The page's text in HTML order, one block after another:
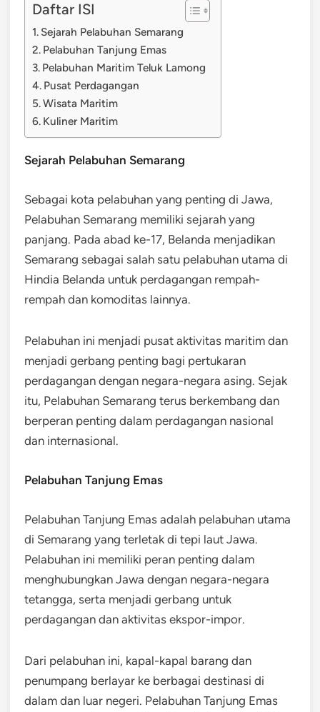
Daftar ISI
Sejarah Pelabuhan Semarang
Pelabuhan Tanjung Emas
Pelabuhan Maritim Teluk Lamong
Pusat Perdagangan
Wisata Maritim
Kuliner Maritim
Sejarah Pelabuhan Semarang
Sebagai kota pelabuhan yang penting di Jawa,
Pelabuhan Semarang memiliki sejarah yang
panjang. Pada abad ke-17, Belanda menjadikan
Semarang sebagai salah satu pelabuhan utama di
Hindia Belanda untuk perdagangan rempah-
rempah dan komoditas lainnya.
Pelabuhan ini menjadi pusat aktivitas maritim dan
menjadi gerbang penting bagi pertukaran
perdagangan dengan negara-negara asing. Sejak
itu, Pelabuhan Semarang terus berkembang dan
berperan penting dalam perdagangan nasional
dan internasional.
Pelabuhan Tanjung Emas
Pelabuhan Tanjung Emas adalah pelabuhan utama
di Semarang yang terletak di tepi laut Jawa.
Pelabuhan ini memiliki peran penting dalam
menghubungkan Jawa dengan negara-negara
tetangga, serta menjadi gerbang untuk
perdagangan dan aktivitas ekspor-impor.
Dari pelabuhan ini, kapal-kapal barang dan
penumpang berlayar ke berbagai destinasi di
dalam dan luar negeri. Pelabuhan Tanjung Emas